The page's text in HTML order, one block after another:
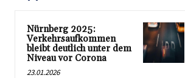
Nürnberg 2025:
Verkehrsaufkommen
bleibt deutlich unter dem
Niveau vor Corona
23.01.2026